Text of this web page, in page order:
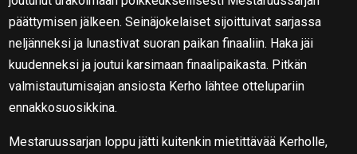
päättymisen jälkeen. Seinäjokelaiset sijoittuivat sarjassa
neljänneksi ja lunastivat suoran paikan finaaliin. Haka jäi
kuudenneksi ja joutui karsimaan finaalipaikasta. Pitkän
valmistautumisajan ansiosta Kerho lähtee ottelupariin
ennakkosuosikkina.
Mestaruussarjan loppu jätti kuitenkin mietittävää Kerholle,